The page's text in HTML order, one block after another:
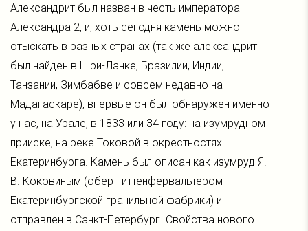
Александрит был назван в честь императора
Александра 2, и, хоть сегодня камень можно
отыскать в разных странах (так же александрит
был найден в Шри-Ланке, Бразилии, Индии,
Танзании, Зимбабве и совсем недавно на
Мадагаскаре), впервые он был обнаружен именно
у нас, на Урале, в 1833 или 34 году: на изумрудном
прииске, на реке Токовой в окрестностях
Екатеринбурга. Камень был описан как изумруд Я.
В. Коковиным (обер-гиттенфервальтером
Екатеринбургской гранильной фабрики) и
отправлен в Санкт-Петербург. Свойства нового